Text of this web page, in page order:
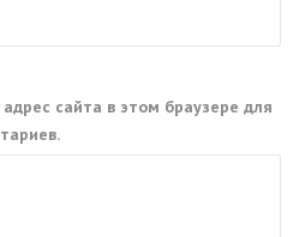
сайта в этом браузере для